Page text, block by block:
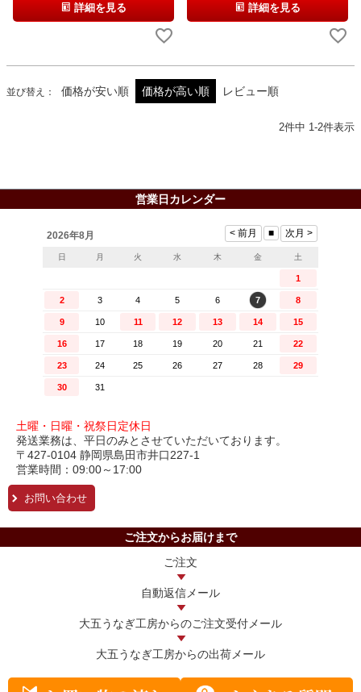
詳細を見る 詳細を見る
並び替え 価格が安い順 価格が高い順 レビュー順
2件中 1-2件表示
営業日カレンダー
土曜・日曜・祝祭日定休日
発送業務は、平日のみとさせていただいております。
〒427-0104 静岡県島田市井口227-1
営業時間：09:00～17:00
お問い合わせ
ご注文からお届けまで
ご注文
自動返信メール
大五うなぎ工房からのご注文受付メール
大五うなぎ工房からの出荷メール